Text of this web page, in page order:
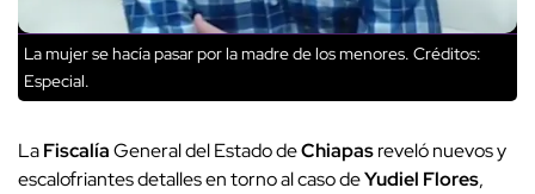
La mujer se hacía pasar por la madre de los menores. Créditos:
Especial.
LaFiscalíaGeneral del Estado deChiapasreveló nuevos y
escalofriantes detalles en torno al caso deYudiel Flores,